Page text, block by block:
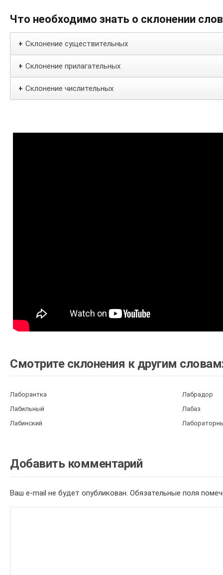
Что необходимо знать о склонении
+ Склонение существительных
+ Склонение прилагательных
+ Склонение числительных
Смотрите склонения к другим
Лаборантка
Лабрадор
Лабильный
Лабаз
Лабинский
Добавить комментарий
Ваш e-mail не будет опубликован. Обязательные поля